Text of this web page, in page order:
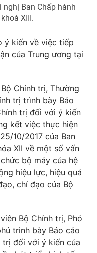
lòng Việt
Nam
tử số 483/GP-BTTTT
nghị Ban Chấp hành
XIII.
ý kiến về việc tiếp
của Trung ương tại
Chính trị, Thường
trị trình bày Báo
trị đối với ý kiến
kết việc thực hiện
10/2017 của Ban
XII về một số vấn
bộ máy của hệ
hiệu lực, hiệu quả
chỉ đạo của Bộ
Bộ Chính trị, Phó
trình bày Báo cáo
trị đối với ý kiến của